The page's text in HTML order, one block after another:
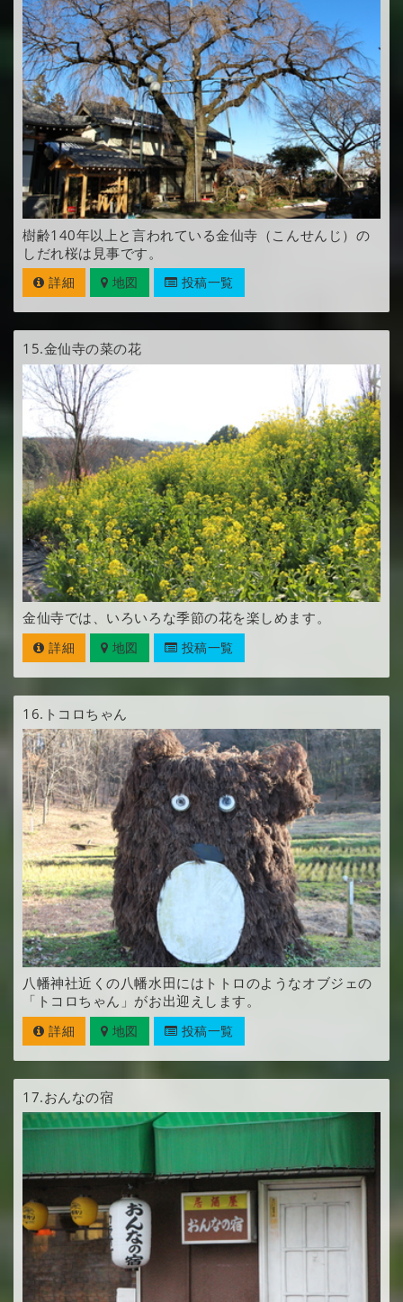
樹齢140年以上と言われている金仙寺（こんせんじ）の
しだれ桜は見事です。
詳細 地図 投稿一覧
15.金仙寺の菜の花
金仙寺では、いろいろな季節の花を楽しめます。
詳細 地図 投稿一覧
16. トコロちゃん
八幡神社近くの八幡水田にはトトロのようなオブジェの
「トコロちゃん」がお出迎えします。
詳細 地図 投稿一覧
17.おんなの宿